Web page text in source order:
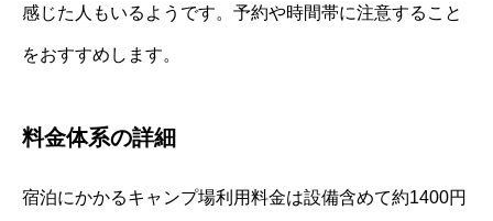
感じた人もいるようです。予約や時間帯に注意すること
をおすすめします。
料金体系の詳細
宿泊にかかるキャンプ場利用料金は設備含めて約1400円